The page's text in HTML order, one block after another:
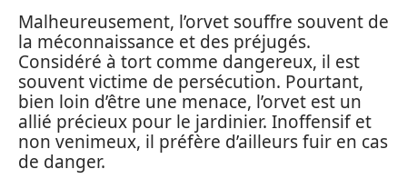
Malheureusement, l’orvet souffre souvent de
la méconnaissance et des préjugés.
Considéré à tort comme dangereux, il est
souvent victime de persécution. Pourtant,
bien loin d’être une menace, l’orvet est un
allié précieux pour le jardinier. Inoffensif et
non venimeux, il préfère d’ailleurs fuir en cas
de danger.